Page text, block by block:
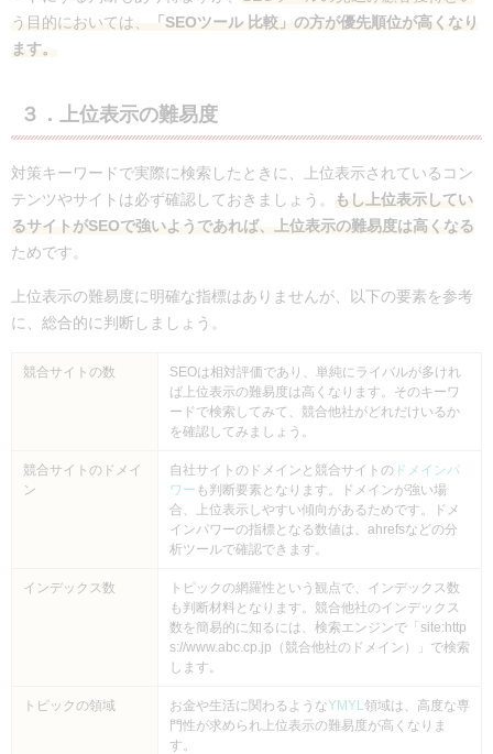
う目的においては、
「SEOツール 比較」の方が優先順位が高くなり
ます。
３．上位表示の難易度
対策キーワードで実際に検索したときに、上位表示されているコン
テンツやサイトは必ず確認しておきましょう。
もし上位表示してい
るサイトがSEOで強いようであれば、上位表示の難易度は高くなる
ためです。
上位表示の難易度に明確な指標はありませんが、以下の要素を参考
に、総合的に判断しましょう。
競合サイトの数
SEOは相対評価であり、単純にライバルが多けれ
ば上位表示の難易度は高くなります。そのキーワ
ードで検索してみて、競合他社がどれだけいるか
を確認してみましょう。
競合サイトのドメイ
ン
自社サイトのドメインと競合サイトの ドメインパ
ワー も判断要素となります。ドメインが強い場
合、上位表示しやすい傾向があるためです。ドメ
インパワーの指標となる数値は、ahrefsなどの分
析ツールで確認できます。
インデックス数
トピックの網羅性という観点で、インデックス数
も判断材料となります。競合他社のインデックス
数を簡易的に知るには、検索エンジンで「site:http
s://www.abc.cp.jp（競合他社のドメイン）」で検索
します。
トピックの領域 お金や生活に関わるようなYMYL領域は、高度な専
門性が求められ上位表示の難易度が高くなりま
す。